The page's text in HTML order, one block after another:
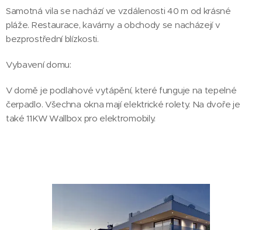
Samotná vila se nachází ve vzdálenosti 40 m od krásné
pláže. Restaurace, kavárny a obchody se nacházejí v
bezprostřední blízkosti.
Vybavení domu:
V domě je podlahové vytápění, které funguje na tepelné
čerpadlo. Všechna okna mají elektrické rolety. Na dvoře je
také 11KW Wallbox pro elektromobily.